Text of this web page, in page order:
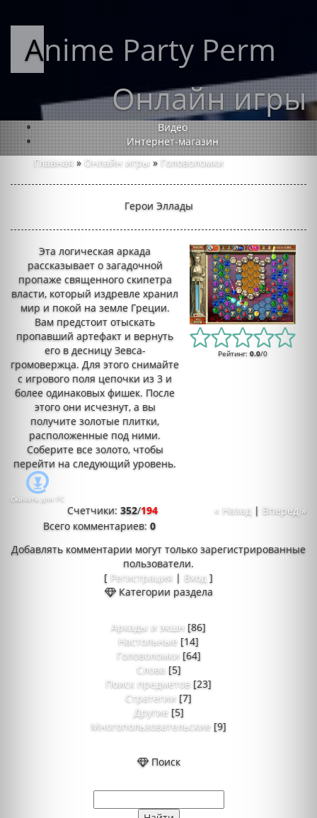
Anime Party Perm
Онлайн игры
Видео
Интернет-магазин
Главная » Онлайн игры » Головоломки
Герои Эллады
Эта логическая аркада
рассказывает о загадочной
пропаже священного скипетра
власти, который издревле хранил
мир и покой на земле Греции.
Вам предстоит отыскать
пропавший артефакт и вернуть
его в десницу Зевса-
громовержца. Для этого снимайте
с игрового поля цепочки из 3 и
более одинаковых фишек. После
этого они исчезнут, а вы
получите золотые плитки,
расположенные под ними.
Соберите все золото, чтобы
перейти на следующий уровень.
Скачать для PC
Рейтинг:0.0/0
« Назад | Вперед »
Счетчики: 352/194
Всего комментариев:0
Добавлять комментарии могут только зарегистрированные
пользователи.
[ Регистрация | Вход ]
Категории раздела
Аркады и экшн [86]
Настольные [14]
Головоломки [64]
Слова [5]
Поиск предметов [23]
Стратегии [7]
Другие [5]
Многопользовательские [9]
Поиск